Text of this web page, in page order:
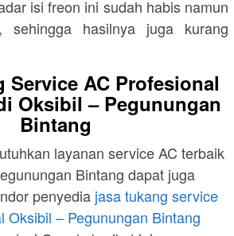
isi freon ini sudah habis namun
sehingga hasilnya juga kurang
Service AC Profesional
Oksibil – Pegunungan
Bintang
layanan service AC terbaik
Bintang dapat juga
penyedia jasa tukang service
Oksibil – Pegunungan Bintang